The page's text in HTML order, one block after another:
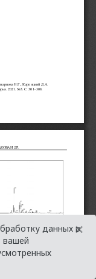
данных в
вашей
×